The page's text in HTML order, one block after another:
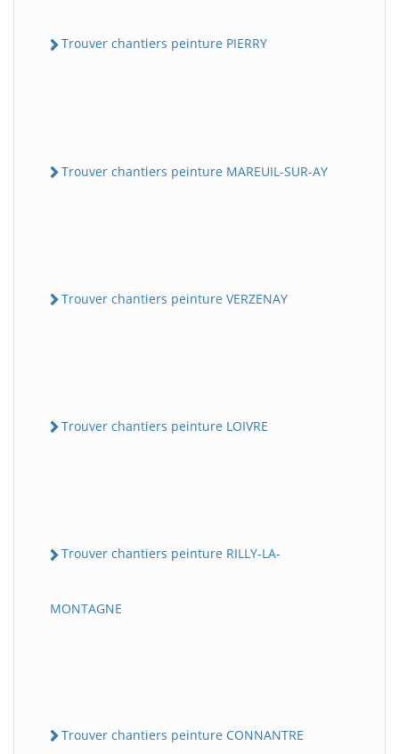
Trouver chantiers peinture PIERRY
Trouver chantiers peinture MAREUIL-SUR-AY
Trouver chantiers peinture VERZENAY
Trouver chantiers peinture LOIVRE
Trouver chantiers peinture RILLY-LA-
MONTAGNE
Trouver chantiers peinture CONNANTRE